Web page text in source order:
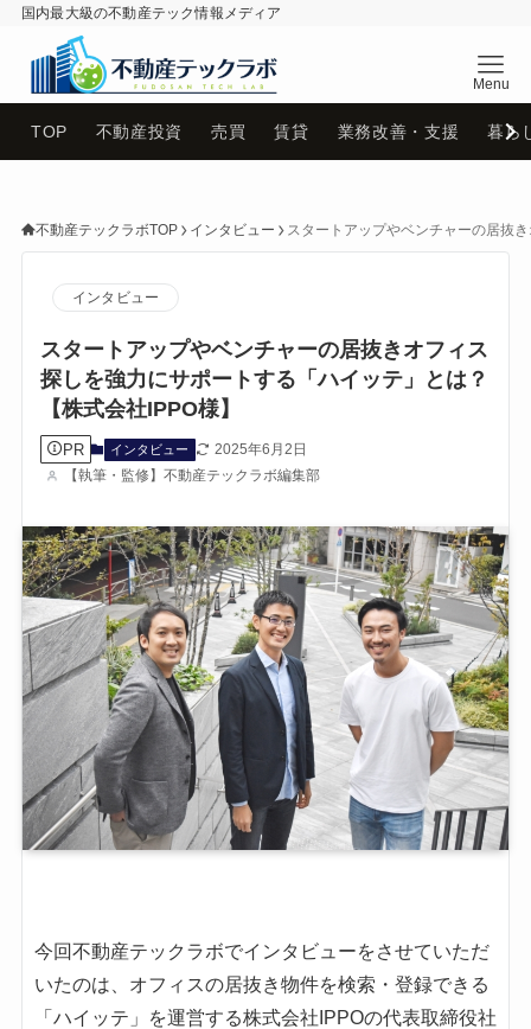
国内最大級の不動産テック情報メディア
不動産テックラボ
TOP 不動産投資 売買 賃貸 業務改善・支援 暮ら
不動産テックラボTOP インタビュー スタートアップやベンチャーの居抜
インタビュー
スタートアップやベンチャーの居抜きオフィス
探しを強力にサポートする「ハイッテ」とは？
【株式会社IPPO様】
PR インタビュー
2025年6月2日
【執筆・監修】不動産テックラボ編集部
今回不動産テックラボでインタビューをさせていただ
いたのは、オフィスの居抜き物件を検索・登録できる
「ハイッテ」を運営する株式会社IPPOの代表取締役社